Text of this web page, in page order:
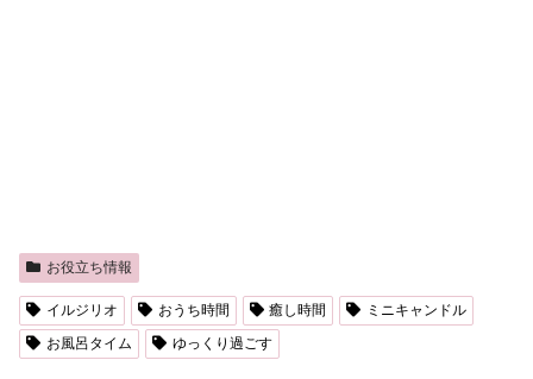
お役立ち情報
イルジリオ おうち時間 癒し時間
ミニキャンドル
お風呂タイム
ゆっくり過ごす